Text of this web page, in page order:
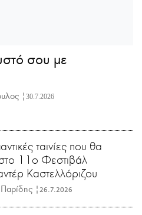
σου με
| 30.7.2026
ταινίες που θα
11ο Φεστιβάλ
Καστελλόριζου
| 26.7.2026